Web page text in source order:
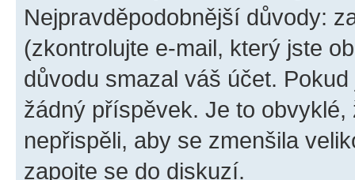
Nejpravděpodobnější důvody:
(zkontrolujte e-mail, který jste
důvodu smazal váš účet.
žádný příspěvek. Je to
nepřispěli, aby se zmenšila
zapojte se do diskuzí.